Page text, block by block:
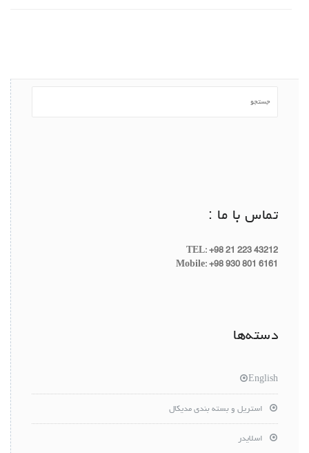
تماس با ما :
TEL: +98 21 223 43212
Mobile: +98 930 801 6161
دسته‌ها
English
استریل و بسته بندی مدیکال
اسلایدر